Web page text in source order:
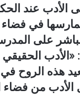
الأدب عند
تمارسها في
على
الحقيقي
هذه الروح
الأدب من